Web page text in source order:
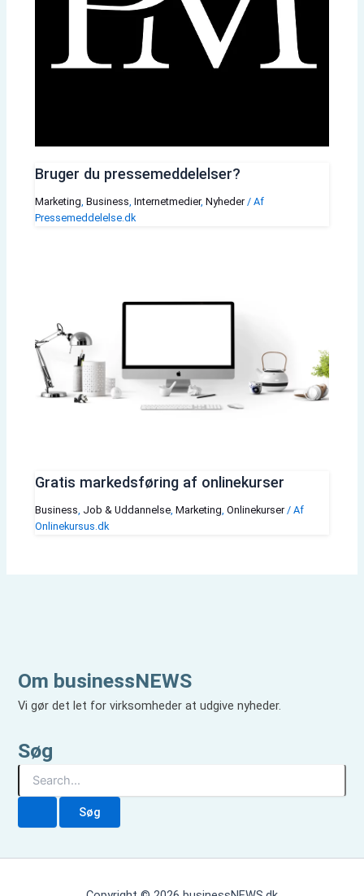
Bruger du pressemeddelelser?
Marketing, Business, Internetmedier, Nyheder/ Af
Pressemeddelelse.dk
Gratis markedsføring af onlinekurser
Business, Job & Uddannelse, Marketing, Onlinekurser/ Af
Onlinekursus.dk
Om businessNEWS
Vi gør det let for virksomheder at udgive nyheder.
Søg